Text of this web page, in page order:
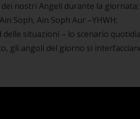
nostri Angeli durante la giornata;
Soph, Ain Soph Aur –YHWH;
situazioni – lo scenario
gli angoli del giorno si